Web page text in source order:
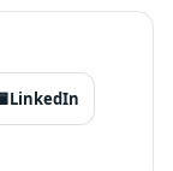
LinkedIn